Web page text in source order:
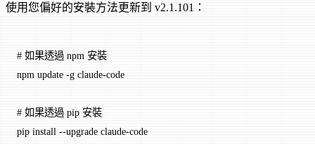
使用您偏好的安裝方法更新到 v2.1.101：
# 如果透過 npm 安裝
npm update -g claude-code
# 如果透過 pip 安裝
pip install --upgrade claude-code